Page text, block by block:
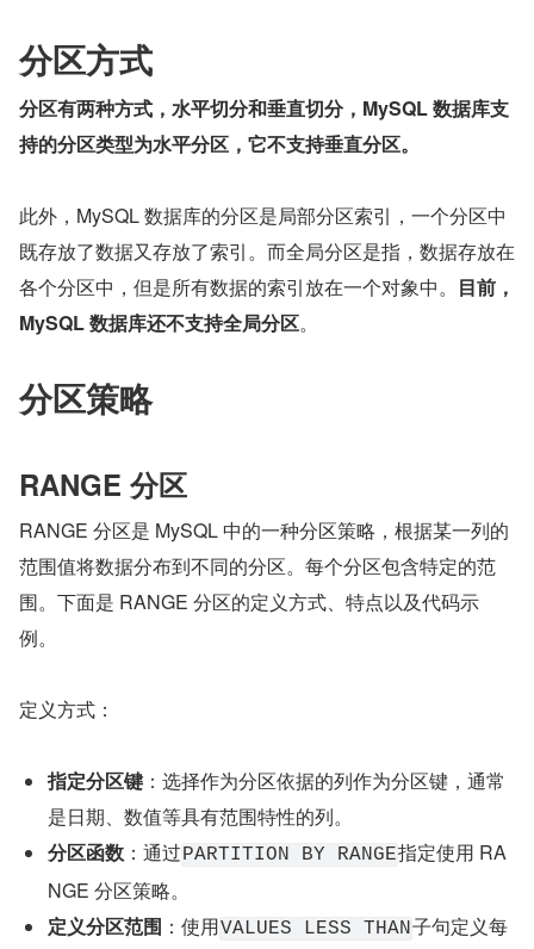
分区方式
分区有两种方式，水平切分和垂直切分，MySQL 数据库支
持的分区类型为水平分区，它不支持垂直分区。
此外，MySQL 数据库的分区是局部分区索引，一个分区中
既存放了数据又存放了索引。而全局分区是指，数据存放在
各个分区中，但是所有数据的索引放在一个对象中。 目前，
MySQL 数据库还不支持全局分区。
分区策略
RANGE 分区
RANGE 分区是 MySQL 中的一种分区策略，根据某一列的
范围值将数据分布到不同的分区。每个分区包含特定的范
围。下面是 RANGE 分区的定义方式、特点以及代码示
例。
定义方式：
指定分区键 ：选择作为分区依据的列作为分区键，通常
是日期、数值等具有范围特性的列。
分区函数 ：通过PARTITION BY RANGE指定使用 RA
NGE 分区策略。
定义分区范围 ：使用VALUES LESS THAN子句定义每